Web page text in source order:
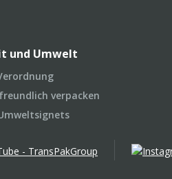
und Umwelt
verpacken